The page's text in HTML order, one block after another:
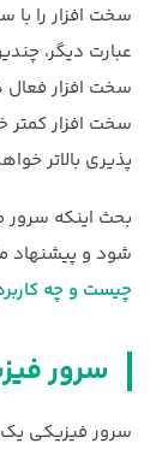
سخت افزار را با
عبارت دیگر،
سخت افزار فعال
سخت افزار کمتر
پذیری بالاتر
بحث اینکه
شود و پیشنهاد
چیست و چه
سرور
سرور فیزیکی